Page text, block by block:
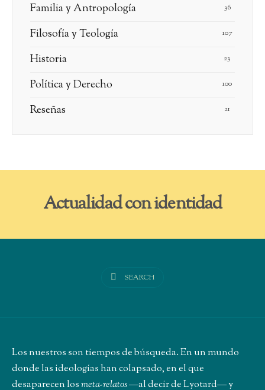
Familia y Antropología 36
Filosofía y Teología 107
Historia 23
Política y Derecho 100
Reseñas 21
Actualidad con identidad
SEARCH
Los nuestros son tiempos de búsqueda. En un mundo
donde las ideologías han colapsado, en el que
desaparecen losmeta-relatos―al decir de Lyotard― y